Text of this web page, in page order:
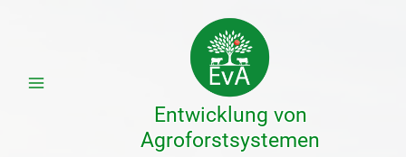
Entwicklung von
Agroforstsystemen